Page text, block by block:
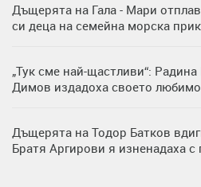
Дъщерята на Гала - Мари
си деца на семейна морска
„Тук сме най-щастливи“:
Димов издадоха своето
Дъщерята на Тодор Батков
Братя Аргирови я изненадаха с